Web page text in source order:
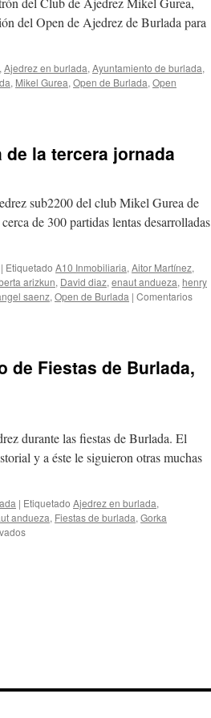
Parte
1/3:
la
clase
del Open de Ajedrez de Burlada para
, Ajedrez en burlada, Ayuntamiento de burlada,
, Mikel Gurea, Open de Burlada, Open
de la tercera jornada
sub2200 del club Mikel Gurea de
de 300 partidas lentas desarrolladas
| Etiquetado A10 Inmobiliaria, Aitor Martínez,
arizkun, David diaz, enaut andueza, henry
saenz, Open de Burlada | Comentarios
de Fiestas de Burlada,
durante las fiestas de Burlada. El
y a éste le siguieron otras muchas
| Etiquetado Ajedrez en burlada,
andueza, Fiestas de burlada, Gorka
en
con